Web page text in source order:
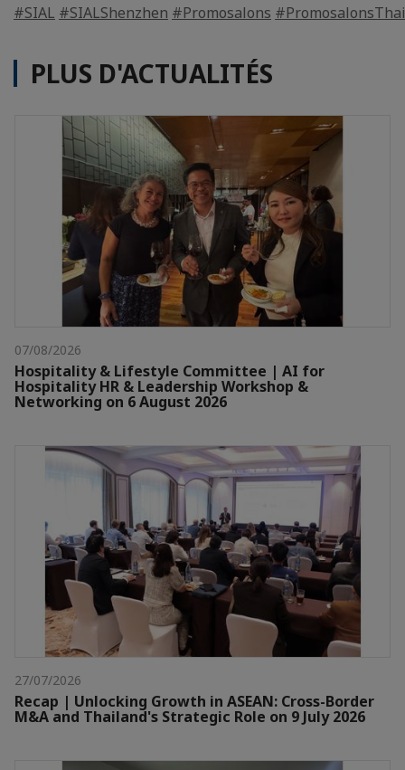
#SIAL #SIALShenzhen #Promosalons
PLUS D'ACTUALITÉS
07/08/2026
Hospitality & Lifestyle Committee | AI for
Hospitality HR & Leadership Workshop &
Networking on 6 August 2026
27/07/2026
Recap | Unlocking Growth in ASEAN: Cross-Border
M&A and Thailand's Strategic Role on 9 July 2026